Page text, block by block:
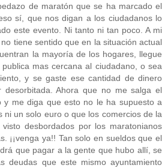
de maratón que se ha marcado el
sí, que nos digan a los ciudadanos lo
este evento. Ni tanto ni tan poco. A mi
tiene sentido que en la situación actual
la mayoría de los hogares, llegue
mas cercana al ciudadano, o sea
y se gaste ese cantidad de dinero
desorbitada. Ahora que no me salga el
y me diga que esto no le ha supuesto a
ni un solo euro o que los comercios de la
desbordados por los maratonianos
¡¡venga ya!! Tan solo en sueldos que el
que pagar a la gente que hubo allí, se
deudas que este mismo ayuntamiento